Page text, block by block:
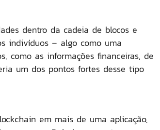
dentro da cadeia de blocos e
indivíduos – algo como uma
como as informações financeiras, de
um dos pontos fortes desse tipo
em mais de uma aplicação,